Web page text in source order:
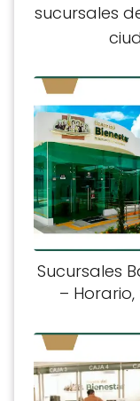
sucursales
Sucursales
–